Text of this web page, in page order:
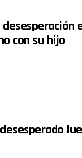
con su hijo